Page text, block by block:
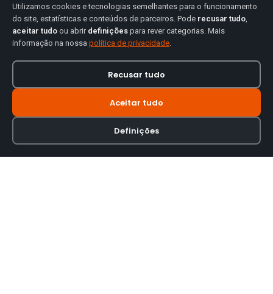
Utilizamos cookies e tecnologias semelhantes para o funcionamento
do site, estatísticas e conteúdos de parceiros. Pode recusar tudo,
aceitar tudo ou abrir definições para rever categorias. Mais
informação na nossa política de privacidade.
Recusar tudo
Aceitar tudo
Definições